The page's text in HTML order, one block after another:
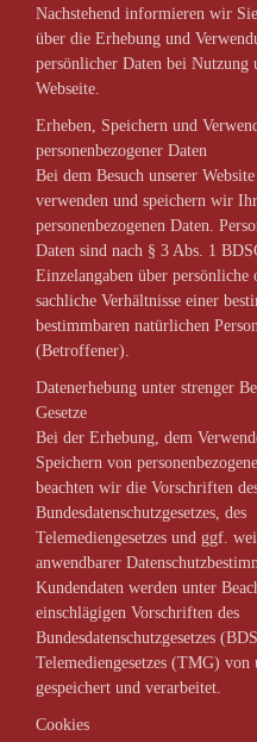
Nachstehend informieren wir
über die Erhebung und
persönlicher Daten bei Nutzung
Webseite.
Erheben, Speichern und
personenbezogener Daten
Bei dem Besuch unserer
verwenden und speichern wir
personenbezogenen Daten.
Daten sind nach § 3 Abs. 1
Einzelangaben über persönliche
sachliche Verhältnisse einer
bestimmbaren natürlichen
(Betroffener).
Datenerhebung unter strenger
Gesetze
Bei der Erhebung, dem
Speichern von
beachten wir die Vorschriften
Bundesdatenschutzgesetzes, des
Telemediengesetzes und ggf.
anwendbarer
Kundendaten werden unter
einschlägigen Vorschriften des
Bundesdatenschutzgesetzes
Telemediengesetzes (TMG) von
gespeichert und verarbeitet.
Cookies